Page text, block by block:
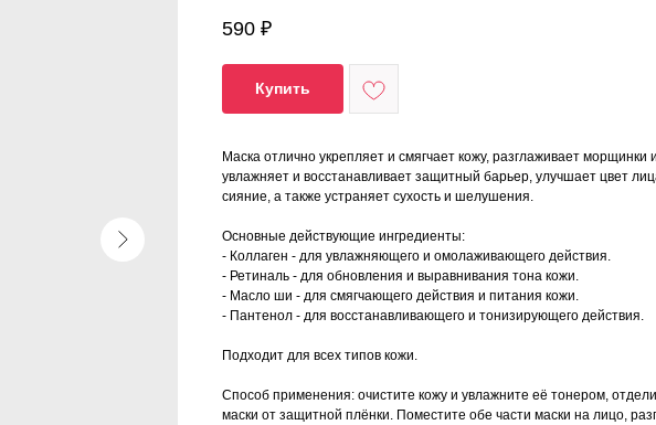
590 ₽
Купить
Маска отлично укрепляет и смягчает кожу, разглаживает морщинки
увлажняет и восстанавливает защитный барьер, улучшает цвет
сияние, а также устраняет сухость и шелушения.
Основные действующие ингредиенты:
- Коллаген - для увлажняющего и омолаживающего действия.
- Ретиналь - для обновления и выравнивания тона кожи.
- Масло ши - для смягчающего действия и питания кожи.
- Пантенол - для восстанавливающего и тонизирующего действия.
Подходит для всех типов кожи.
Способ применения: очистите кожу и увлажните её тонером,
маски от защитной плёнки. Поместите обе части маски на лицо,